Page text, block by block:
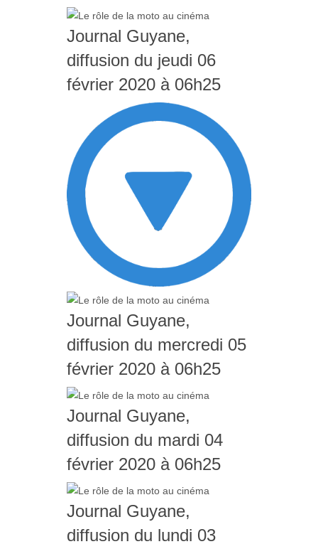
Journal Guyane,
diffusion du jeudi 06
février 2020 à 06h25
Journal Guyane,
diffusion du mercredi 05
février 2020 à 06h25
Journal Guyane,
diffusion du mardi 04
février 2020 à 06h25
Journal Guyane,
diffusion du lundi 03